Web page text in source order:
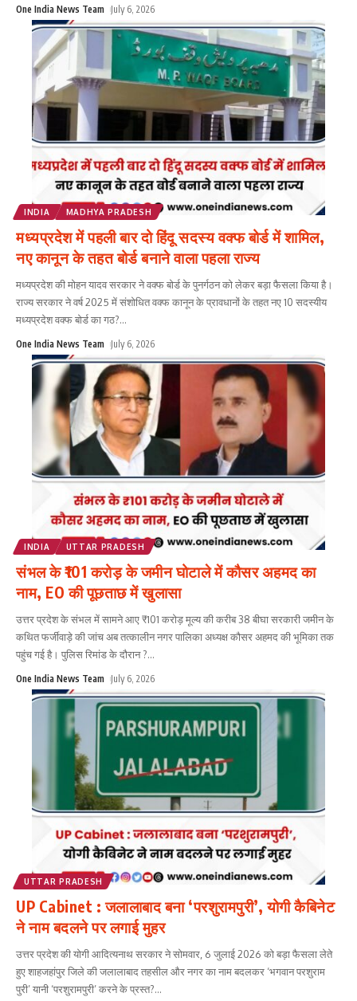
One India News Team July 6, 2026
INDIA MADHYA PRADESH
मध्यप्रदेश में पहली बार दो हिंदू सदस्य वक्फ बोर्ड में शामिल,
नए कानून के तहत बोर्ड बनाने वाला पहला राज्य
मध्यप्रदेश की मोहन यादव सरकार ने वक्फ बोर्ड के पुनर्गठन को लेकर बड़ा फैसला किया है।
राज्य सरकार ने वर्ष 2025 में संशोधित वक्फ कानून के प्रावधानों के तहत नए 10 सदस्यीय
मध्यप्रदेश वक्फ बोर्ड का गठ?...
One India News Team July 6, 2026
INDIA UTTAR PRADESH
संभल के ₹101 करोड़ के जमीन घोटाले में कौसर अहमद का
नाम, EO की पूछताछ में खुलासा
उत्तर प्रदेश के संभल में सामने आए ₹101 करोड़ मूल्य की करीब 38 बीघा सरकारी जमीन के
कथित फर्जीवाड़े की जांच अब तत्कालीन नगर पालिका अध्यक्ष कौसर अहमद की भूमिका तक
पहुंच गई है। पुलिस रिमांड के दौरान ?...
One India News Team July 6, 2026
UTTAR PRADESH
UP Cabinet : जलालाबाद बना ‘परशुरामपुरी’, योगी कैबिनेट
ने नाम बदलने पर लगाई मुहर
उत्तर प्रदेश की योगी आदित्यनाथ सरकार ने सोमवार, 6 जुलाई 2026 को बड़ा फैसला लेते
हुए शाहजहांपुर जिले की जलालाबाद तहसील और नगर का नाम बदलकर ‘भगवान परशुराम
पुरी’ यानी ‘परशुरामपुरी’ करने के प्रस्त?...